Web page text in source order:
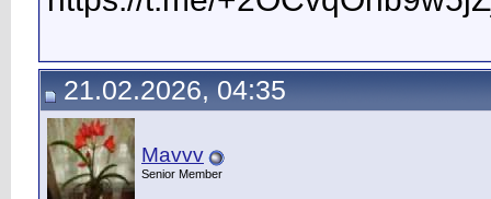
21.02.2026, 04:35
Mavvv
Senior Member